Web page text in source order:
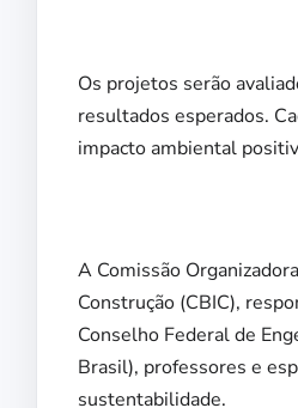
Os projetos serão
resultados esperados.
impacto ambiental
A Comissão
Construção (CBIC),
Conselho Federal de
Brasil), professores e
sustentabilidade.